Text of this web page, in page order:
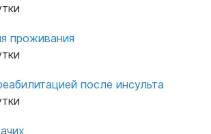
проживания
после инсульта